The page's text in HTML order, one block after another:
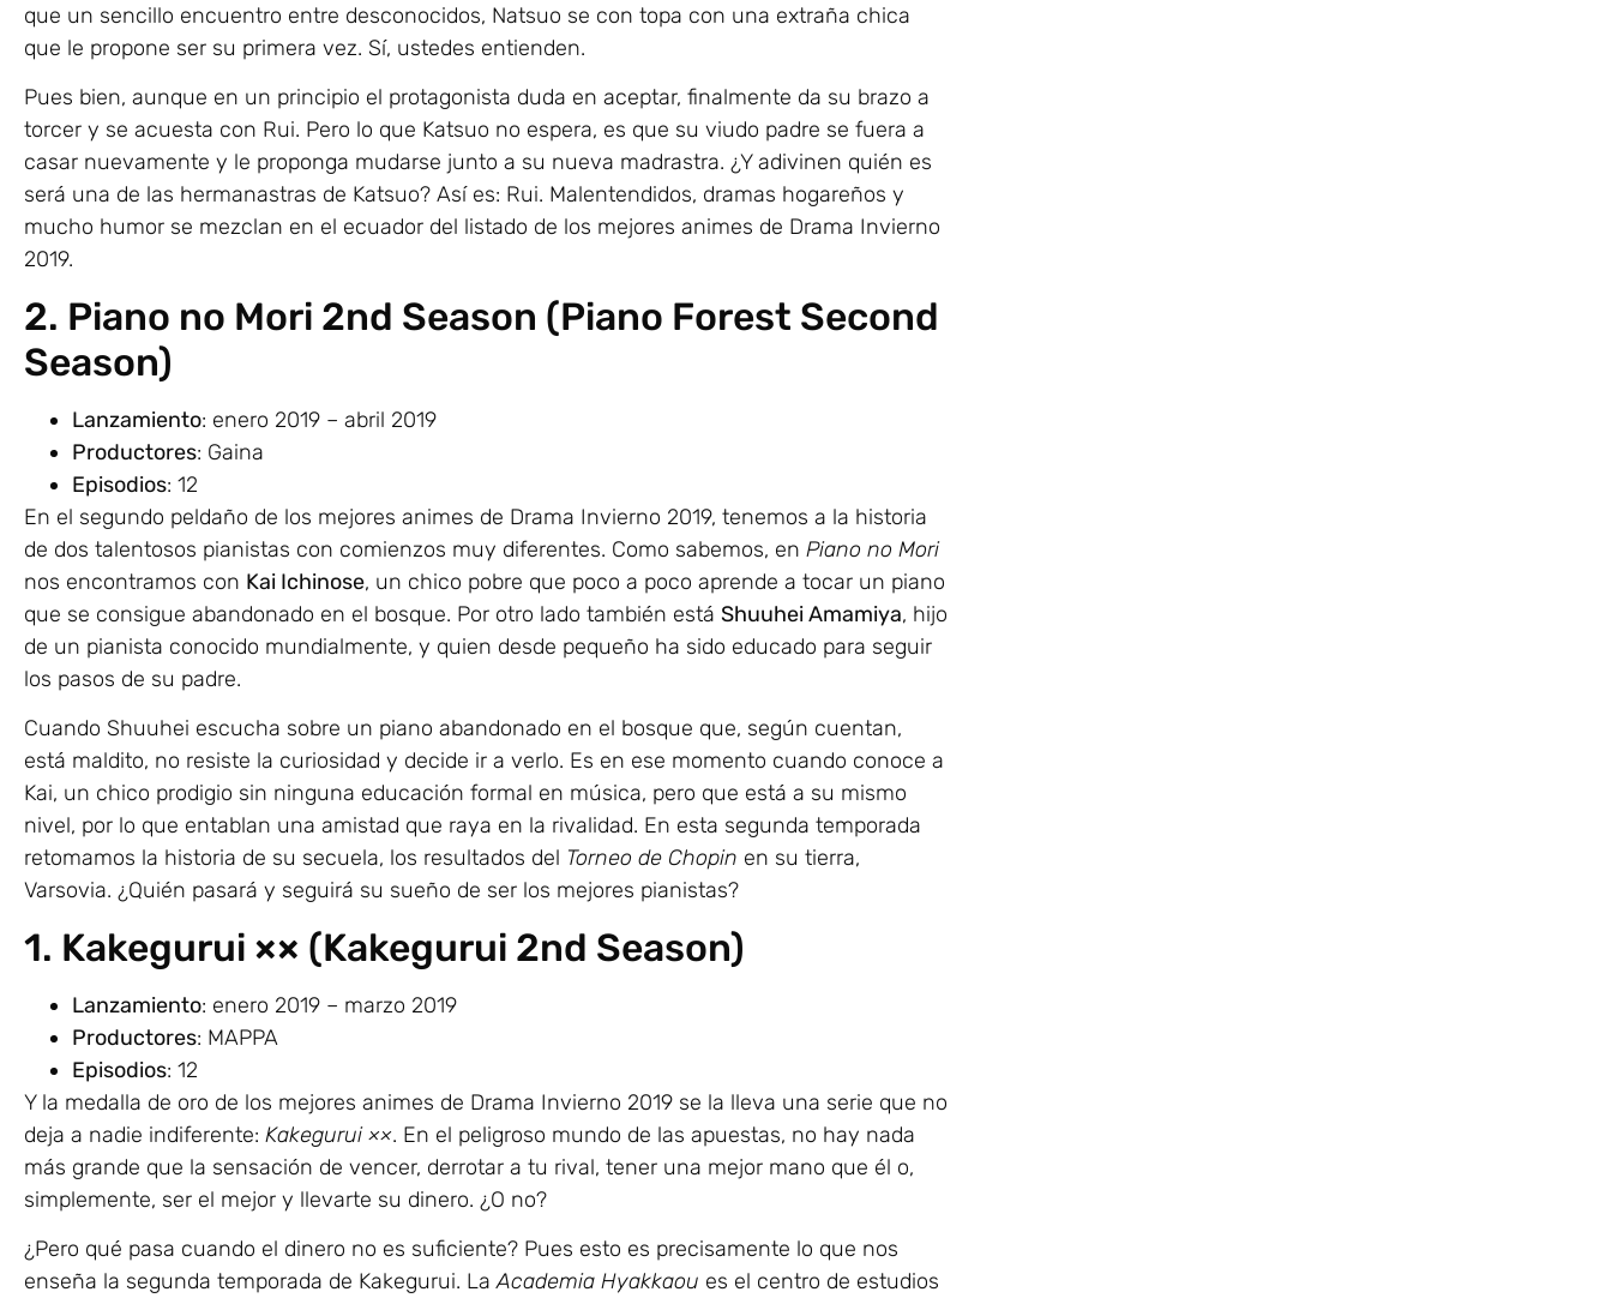
que un sencillo encuentro entre desconocidos, Natsuo se con topa con una extraña chica
que le propone ser su primera vez. Sí, ustedes entienden.
Pues bien, aunque en un principio el protagonista duda en aceptar, finalmente da su brazo a
torcer y se acuesta con Rui. Pero lo que Katsuo no espera, es que su viudo padre se fuera a
casar nuevamente y le proponga mudarse junto a su nueva madrastra. ¿Y adivinen quién es
será una de las hermanastras de Katsuo? Así es: Rui. Malentendidos, dramas hogareños y
mucho humor se mezclan en el ecuador del listado de los mejores animes de Drama Invierno
2019.
2. Piano no Mori 2nd Season (Piano Forest Second
Season)
Lanzamiento: enero 2019 – abril 2019
Productores: Gaina
Episodios: 12
En el segundo peldaño de los mejores animes de Drama Invierno 2019, tenemos a la historia
de dos talentosos pianistas con comienzos muy diferentes. Como sabemos, en Piano no Mori
nos encontramos con Kai Ichinose, un chico pobre que poco a poco aprende a tocar un piano
que se consigue abandonado en el bosque. Por otro lado también está Shuuhei Amamiya, hijo
de un pianista conocido mundialmente, y quien desde pequeño ha sido educado para seguir
los pasos de su padre.
Cuando Shuuhei escucha sobre un piano abandonado en el bosque que, según cuentan,
está maldito, no resiste la curiosidad y decide ir a verlo. Es en ese momento cuando conoce a
Kai, un chico prodigio sin ninguna educación formal en música, pero que está a su mismo
nivel, por lo que entablan una amistad que raya en la rivalidad. En esta segunda temporada
retomamos la historia de su secuela, los resultados del Torneo de Chopin en su tierra,
Varsovia. ¿Quién pasará y seguirá su sueño de ser los mejores pianistas?
1. Kakegurui ×× (Kakegurui 2nd Season)
Lanzamiento: enero 2019 – marzo 2019
Productores: MAPPA
Episodios: 12
Y la medalla de oro de los mejores animes de Drama Invierno 2019 se la lleva una serie que no
deja a nadie indiferente: Kakegurui ××. En el peligroso mundo de las apuestas, no hay nada
más grande que la sensación de vencer, derrotar a tu rival, tener una mejor mano que él o,
simplemente, ser el mejor y llevarte su dinero. ¿O no?
¿Pero qué pasa cuando el dinero no es suficiente? Pues esto es precisamente lo que nos
enseña la segunda temporada de Kakegurui. LaAcademia Hyakkaou es el centro de estudios